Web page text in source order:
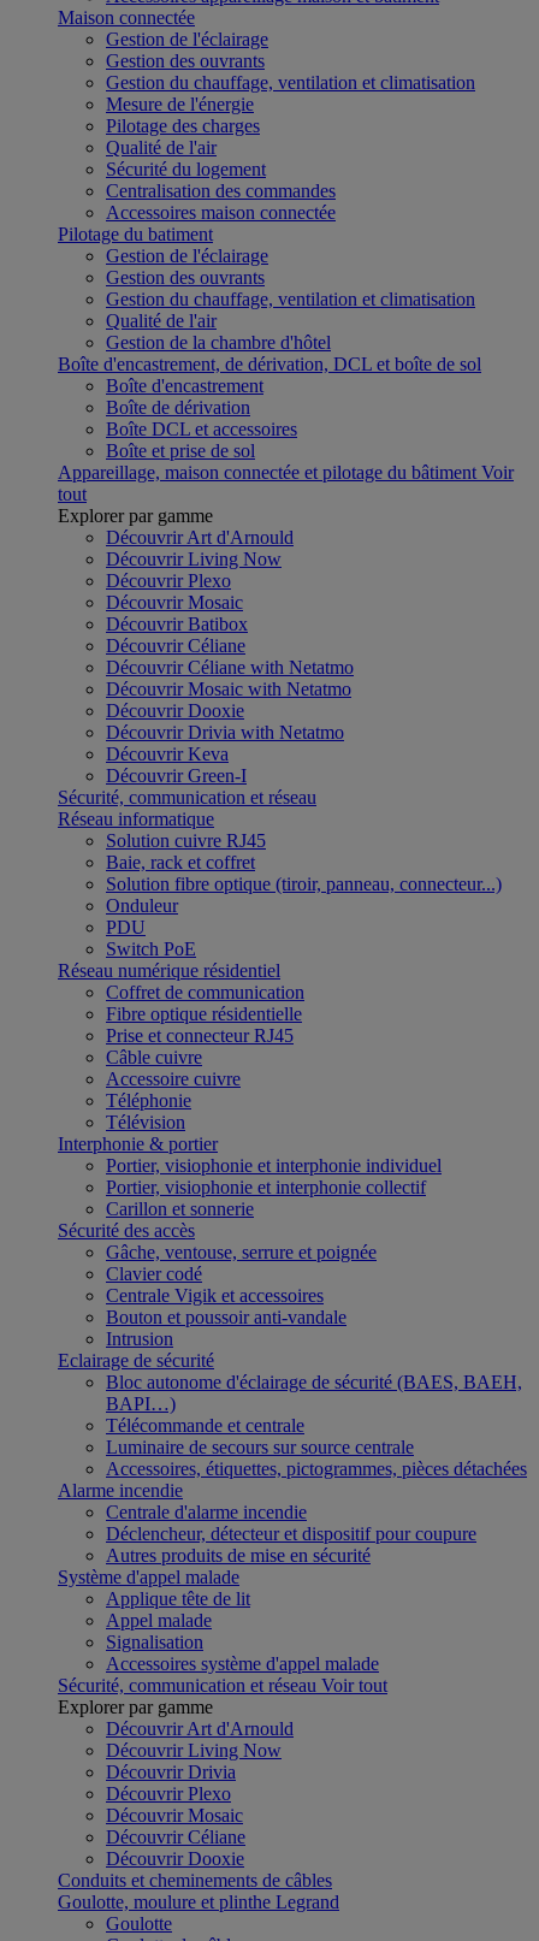
Maison connectée
Gestion de l'éclairage
Gestion des ouvrants
Gestion du chauffage, ventilation et climatisation
Mesure de l'énergie
Pilotage des charges
Qualité de l'air
Sécurité du logement
Centralisation des commandes
Accessoires maison connectée
Pilotage du batiment
Gestion de l'éclairage
Gestion des ouvrants
Gestion du chauffage, ventilation et climatisation
Qualité de l'air
Gestion de la chambre d'hôtel
Boîte d'encastrement, de dérivation, DCL et boîte de sol
Boîte d'encastrement
Boîte de dérivation
Boîte DCL et accessoires
Boîte et prise de sol
Appareillage, maison connectée et pilotage du bâtiment Voir
tout
Explorer par gamme
Découvrir Art d'Arnould
Découvrir Living Now
Découvrir Plexo
Découvrir Mosaic
Découvrir Batibox
Découvrir Céliane
Découvrir Céliane with Netatmo
Découvrir Mosaic with Netatmo
Découvrir Dooxie
Découvrir Drivia with Netatmo
Découvrir Keva
Découvrir Green-I
Sécurité, communication et réseau
Réseau informatique
Solution cuivre RJ45
Baie, rack et coffret
Solution fibre optique (tiroir, panneau, connecteur...)
Onduleur
PDU
Switch PoE
Réseau numérique résidentiel
Coffret de communication
Fibre optique résidentielle
Prise et connecteur RJ45
Câble cuivre
Accessoire cuivre
Téléphonie
Télévision
Interphonie & portier
Portier, visiophonie et interphonie individuel
Portier, visiophonie et interphonie collectif
Carillon et sonnerie
Sécurité des accès
Gâche, ventouse, serrure et poignée
Clavier codé
Centrale Vigik et accessoires
Bouton et poussoir anti-vandale
Intrusion
Eclairage de sécurité
Bloc autonome d'éclairage de sécurité (BAES, BAEH,
BAPI…)
Télécommande et centrale
Luminaire de secours sur source centrale
Accessoires, étiquettes, pictogrammes, pièces détachées
Alarme incendie
Centrale d'alarme incendie
Déclencheur, détecteur et dispositif pour coupure
Autres produits de mise en sécurité
Système d'appel malade
Applique tête de lit
Appel malade
Signalisation
Accessoires système d'appel malade
Sécurité, communication et réseau Voir tout
Explorer par gamme
Découvrir Art d'Arnould
Découvrir Living Now
Découvrir Drivia
Découvrir Plexo
Découvrir Mosaic
Découvrir Céliane
Découvrir Dooxie
Conduits et cheminements de câbles
Goulotte, moulure et plinthe Legrand
Goulotte